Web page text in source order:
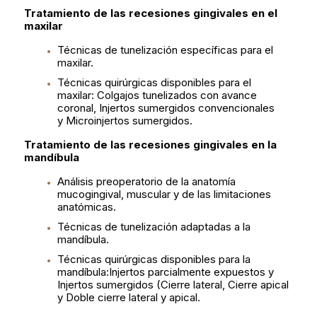
Tratamiento de las recesiones gingivales en el
maxilar
Técnicas de tunelización específicas para el
maxilar.
Técnicas quirúrgicas disponibles para el
maxilar: Colgajos tunelizados con avance
coronal, Injertos sumergidos convencionales
y Microinjertos sumergidos.
Tratamiento de las recesiones gingivales en la
mandíbula
Análisis preoperatorio de la anatomía
mucogingival, muscular y de las limitaciones
anatómicas.
Técnicas de tunelización adaptadas a la
mandíbula.
Técnicas quirúrgicas disponibles para la
mandíbula:Injertos parcialmente expuestos y
Injertos sumergidos (Cierre lateral, Cierre apical
y Doble cierre lateral y apical.